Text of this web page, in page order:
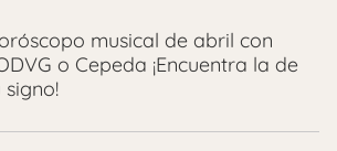
musical de abril con
o Cepeda ¡Encuentra la de
signo!